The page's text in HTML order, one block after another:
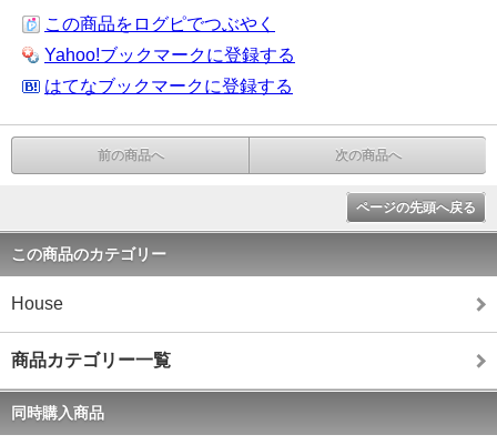
この商品をログピでつぶやく
Yahoo!ブックマークに登録する
はてなブックマークに登録する
前の商品へ 次の商品へ
ページの先頭へ戻る
この商品のカテゴリー
House
商品カテゴリー一覧
同時購入商品